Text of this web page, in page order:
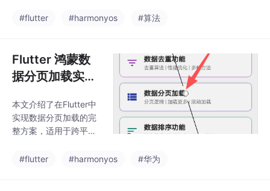
响应时间≤50ms 支持1
方案。主要内容包括：
2) 交互式界面实现，包
含主次排序条件选择；
3) 完整代码示例，涵盖
UI组件。文章通过电商
商品排序等实际场景，
演示了如何实现灵活高
持升序降序切换、多条
#flutter #harmonyos #算法
Flutter 鸿蒙数
据分页加载实
加载更多
本文介绍了在Flutter中
实现数据分页加载的完
整方案，适用于跨平台
括： 核心架构设计：通
#flutter #harmonyos #华为